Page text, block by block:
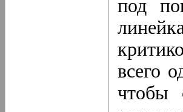
под
всего
чтобы